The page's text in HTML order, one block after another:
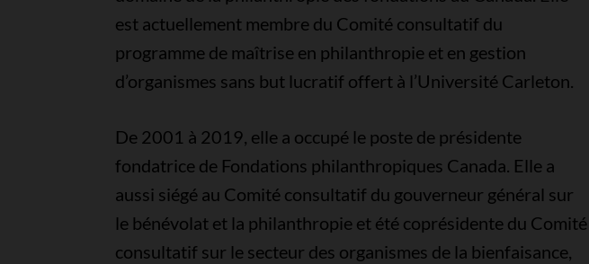
est actuellement membre du Comité consultatif du
programme de maîtrise en philanthropie et en gestion
d’organismes sans but lucratif offert à l’Université Carleton.
De 2001 à 2019, elle a occupé le poste de présidente
fondatrice de Fondations philanthropiques Canada. Elle a
aussi siégé au Comité consultatif du gouverneur général sur
le bénévolat et la philanthropie et été coprésidente du Comité
consultatif sur le secteur des organismes de la bienfaisance,